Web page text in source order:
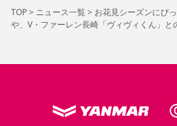
TOP> ニュース一覧> お花見シーズンにぴ
や、V・ファーレン長崎「ヴィヴィくん」と